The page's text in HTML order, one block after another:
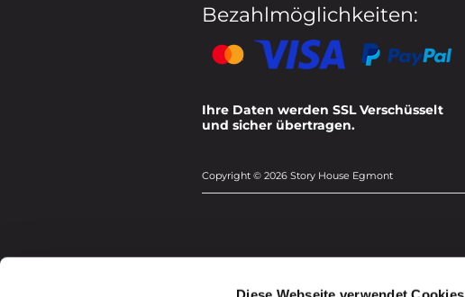
Bezahlmöglichkeiten:
Ihre Daten werden SSL Verschüsselt
und sicher übertragen.
Copyright © 2026 Story House Egmont